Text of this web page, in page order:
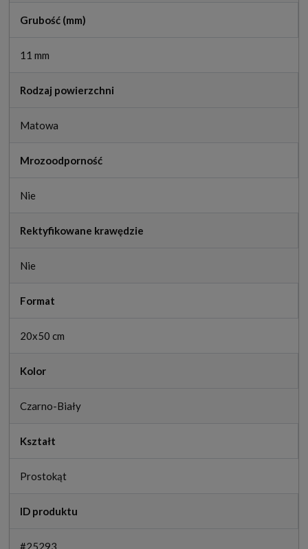
Grubość (mm)
11 mm
Rodzaj powierzchni
Matowa
Mrozoodporność
Nie
Rektyfikowane krawędzie
Nie
Format
20x50 cm
Kolor
Czarno-Biały
Kształt
Prostokąt
ID produktu
#25293